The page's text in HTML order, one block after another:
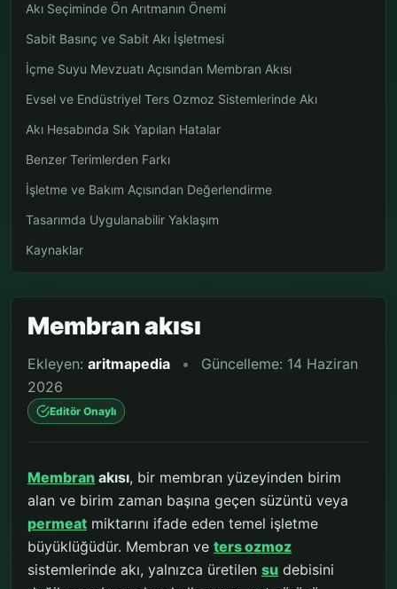
Akı Seçiminde Ön Arıtmanın Önemi
Sabit Basınç ve Sabit Akı İşletmesi
İçme Suyu Mevzuatı Açısından Membran Akısı
Evsel ve Endüstriyel Ters Ozmoz Sistemlerinde Akı
Akı Hesabında Sık Yapılan Hatalar
Benzer Terimlerden Farkı
İşletme ve Bakım Açısından Değerlendirme
Tasarımda Uygulanabilir Yaklaşım
Kaynaklar
Membran akısı
Ekleyen: aritmapedia •
Güncelleme: 14 Haziran
2026
Editör Onaylı
Membran akısı, bir membran yüzeyinden birim
alan ve birim zaman başına geçen süzüntü veya
permeat miktarını ifade eden temel işletme
büyüklüğüdür. Membran ve ters ozmoz
sistemlerinde akı, yalnızca üretilen su debisini